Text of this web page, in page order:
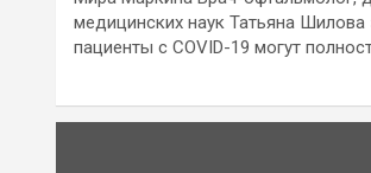
медицинских наук Татьяна Шилова
пациенты с COVID-19 могут